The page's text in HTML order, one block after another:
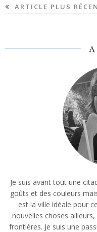
ARTICLE PLUS
Je suis avant tout une
goûts et des couleurs
est la ville idéale pour
nouvelles choses
frontières. Je suis une